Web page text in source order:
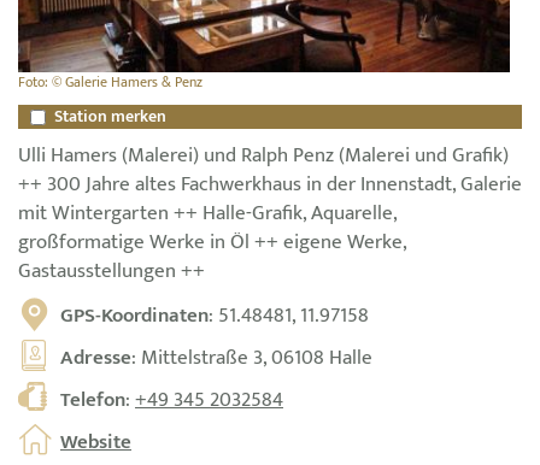
Foto: © Galerie Hamers & Penz
Station merken
Ulli Hamers (Malerei) und Ralph Penz (Malerei und Grafik)
++ 300 Jahre altes Fachwerkhaus in der Innenstadt, Galerie
mit Wintergarten ++ Halle-Grafik, Aquarelle,
großformatige Werke in Öl ++ eigene Werke,
Gastausstellungen ++
GPS-Koordinaten: 51.48481, 11.97158
Adresse: Mittelstraße 3, 06108 Halle
Telefon:+49 345 2032584
Website